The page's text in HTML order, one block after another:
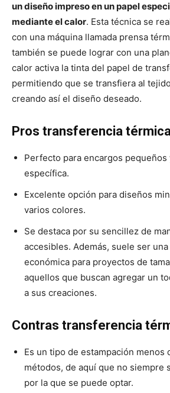
un diseño impreso en un papel
mediante el calor. Esta técnica se
con una máquina llamada prensa
también se puede lograr con una
calor activa la tinta del papel de
permitiendo que se transfiera al
creando así el diseño deseado.
Pros transferencia
Perfecto para encargos
específica.
Excelente opción para diseños
varios colores.
Se destaca por su sencillez de
accesibles. Además, suele ser
económica para proyectos de
aquellos que buscan agregar un
a sus creaciones.
Contras transferencia
Es un tipo de estampación menos
métodos, de aquí que no siempre
por la que se puede optar.